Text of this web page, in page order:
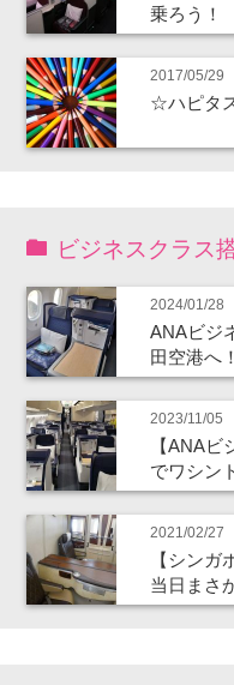
乗ろう！
2017/05/29
☆ハピタ
ビジネスクラス
2024/01/28
ANAビジ
田空港へ！
2023/11/05
【ANA
でワシン
2021/02/27
【シンガ
当日まさ